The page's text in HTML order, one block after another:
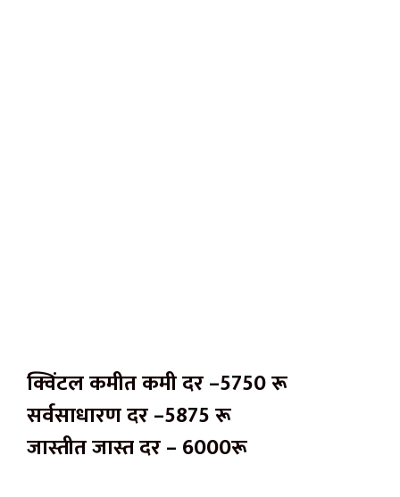
क्विंटल कमीत कमी दर –5750 रू
सर्वसाधारण दर –5875 रू
जास्तीत जास्त दर – 6000रू